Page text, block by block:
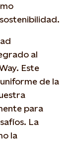
al
Este
de la
para
La
la